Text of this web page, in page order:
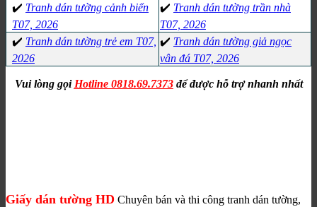
✔️ Tranh dán tường cảnh biển
T07, 2026
✔️ Tranh dán tường trần nhà
T07, 2026
✔️ Tranh dán tường trẻ em T07,
2026
✔️ Tranh dán tường giả ngọc
vân đá T07, 2026
Vui lòng gọi Hotline 0818.69.7373 để được hỗ trợ nhanh nhất
Giấy dán tường HD Chuyên bán và thi công tranh dán tường,